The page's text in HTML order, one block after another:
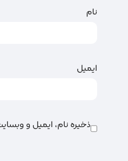
نام
ایمیل
ذخیره نام، ایمیل و